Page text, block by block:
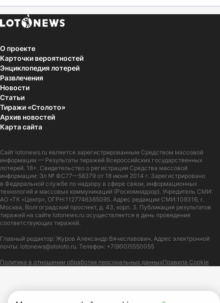
О проекте
Карточки вероятностей
Энциклопедия лотерей
Развлечения
Новости
Статьи
Тиражи «Столото»
Архив новостей
Карта сайта
Сайт lotonews.ru является зарегистрированным Средством массовой
информации — Результаты тиражей Всероссийских государственных
лотерей. 18+. Свидетельство о регистрации Средства массовой
информации: Эл № ФС77—58379 от 18 июня 2014 г. Зарегистрировано
в Федеральной службе по надзору в сфере связи, информационных
технологий и массовых коммуникаций (Роскомнадзор). Учредитель СМИ:
АО «ТК «Центр», ОГРН:1127746385095. Адрес редакции СМИ:109316, г.
Москва, Волгоградский проспект, д. 43, корп. 3. Публикация результатов
тиражей на сайте lotonews.ru осуществляется в день проведения
соответствующих тиражей.
Главный редактор: Журов Александр Вячеславович. Адрес электронной
почты: lotonews@stoloto.ru. Телефон: +7(900)5550055
Политика в отношении обработки персональных данныхПравила Cookie